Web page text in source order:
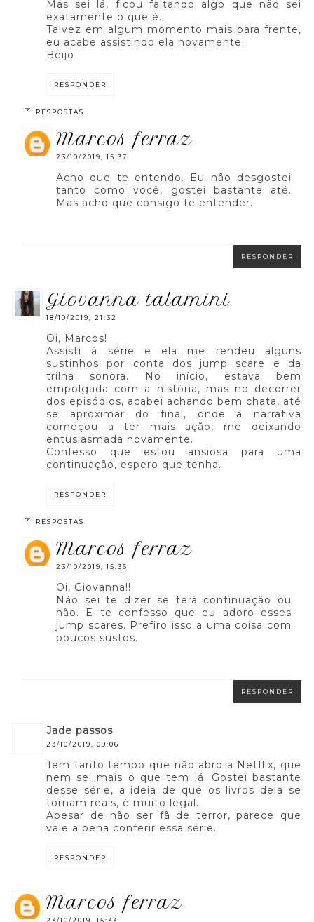
Mas sei lá, ficou faltando algo que não sei
exatamente o que é.
Talvez em algum momento mais para frente,
eu acabe assistindo ela novamente.
Beijo
RESPONDER
RESPOSTAS
marcos ferraz
23/10/2019, 15:37
Acho que te entendo. Eu não desgostei
tanto como você, gostei bastante até.
Mas acho que consigo te entender.
RESPONDER
giovanna talamini
18/10/2019, 21:32
Oi, Marcos!
Assisti à série e ela me rendeu alguns
sustinhos por conta dos jump scare e da
trilha sonora. No início, estava bem
empolgada com a história, mas no decorrer
dos episódios, acabei achando bem chata, até
se aproximar do final, onde a narrativa
começou a ter mais ação, me deixando
entusiasmada novamente.
Confesso que estou ansiosa para uma
continuação, espero que tenha.
RESPONDER
RESPOSTAS
marcos ferraz
23/10/2019, 15:36
Oi, Giovanna!!
Não sei te dizer se terá continuação ou
não. E te confesso que eu adoro esses
jump scares. Prefiro isso a uma coisa com
poucos sustos.
RESPONDER
jade passos
23/10/2019, 09:06
Tem tanto tempo que não abro a Netflix, que
nem sei mais o que tem lá. Gostei bastante
desse série, a ideia de que os livros dela se
tornam reais, é muito legal.
Apesar de não ser fã de terror, parece que
vale a pena conferir essa série.
RESPONDER
marcos ferraz
23/10/2019, 15:33